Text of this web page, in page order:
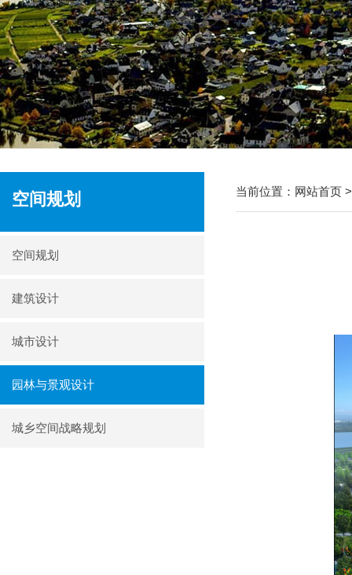
空间规划
空间规划
建筑设计
城市设计
园林与景观设计
城乡空间战略规划
当前位置： 网站首页